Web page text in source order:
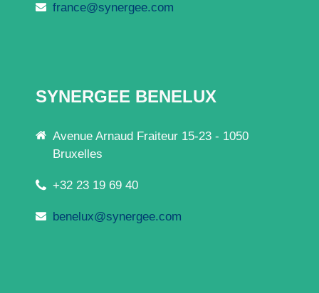
france@synergee.com
SYNERGEE BENELUX
Avenue Arnaud Fraiteur 15-23 - 1050
Bruxelles
+32 23 19 69 40
benelux@synergee.com